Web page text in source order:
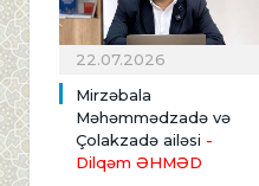
22.07.2026
Mirzəbala
Məhəmmədzadə və
Çolakzadə ailəsi -
Dilqəm ƏHMƏD